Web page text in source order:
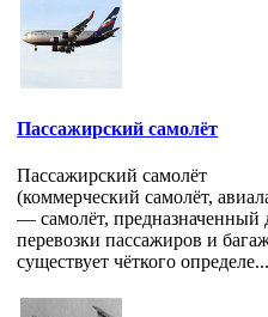
Пассажирский самолёт
Пассажирский самолёт
(коммерческий самолёт,
— самолёт, предназначенный
перевозки пассажиров и
существует чёткого определе...